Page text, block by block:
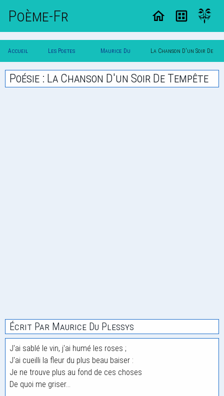
Poème-Fr
Accueil
Poesie
Les Poetes
Classique
Maurice Du
Plessys
La Chanson D'un Soir De
Tempete
Poésie : La Chanson D'un Soir De Tempête
Écrit Par Maurice Du Plessys
J'ai sablé le vin, j'ai humé les roses ;
J'ai cueilli la fleur du plus beau baiser :
Je ne trouve plus au fond de ces choses
De quoi me griser...